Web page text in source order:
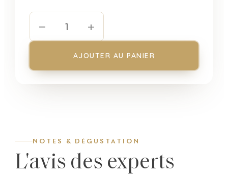
− 1 +
AJOUTER AU PANIER
NOTES & DÉGUSTATION
L'avis des experts